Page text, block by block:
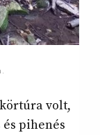
volt,
pihenés